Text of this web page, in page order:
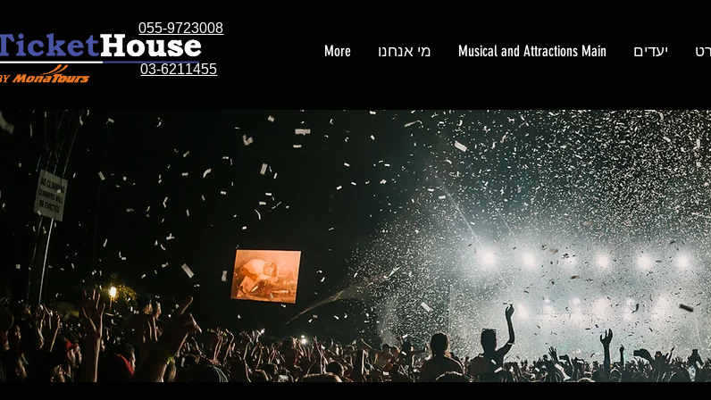
055-9723008
03-6211455
יעדים Musical and Attractions Main מי אנחנו
More